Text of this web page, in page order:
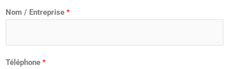
Nom / Entreprise *
Téléphone *